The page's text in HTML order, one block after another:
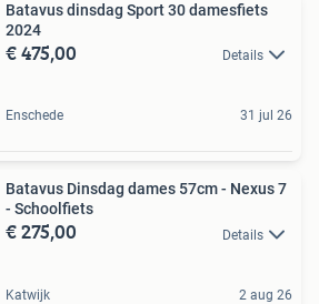
Batavus dinsdag Sport 30 damesfiets
2024
€ 475,00 Details
Enschede 31 jul 26
Batavus Dinsdag dames 57cm - Nexus 7
- Schoolfiets
€ 275,00 Details
Katwijk 2 aug 26